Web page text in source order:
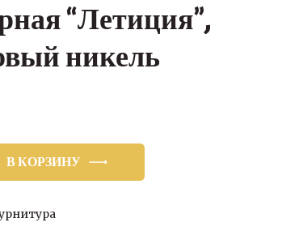
“Летиция”,
никель
В КОРЗИНУ